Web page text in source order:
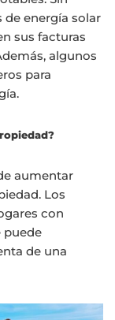
energía solar
sus facturas
algunos
para
aumentar
Los
con
puede
de una